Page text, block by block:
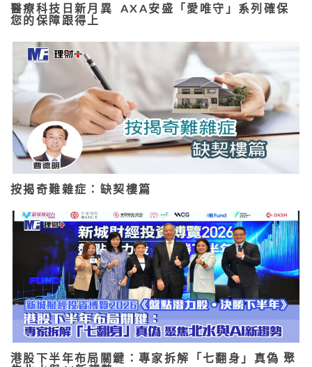
醫療科技日新月異 AXA安盛「愛唯守」系列確保
您的保障跟得上
按揭奇難雜症：缺契樓篇
港股下半年布局關鍵：專家拆解「七翻身」真偽 聚